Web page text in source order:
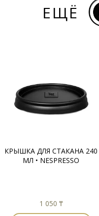
ЕЩЁ
КРЫШКА ДЛЯ СТАКАНА 240
МЛ • NESPRESSO
1 050 ₸